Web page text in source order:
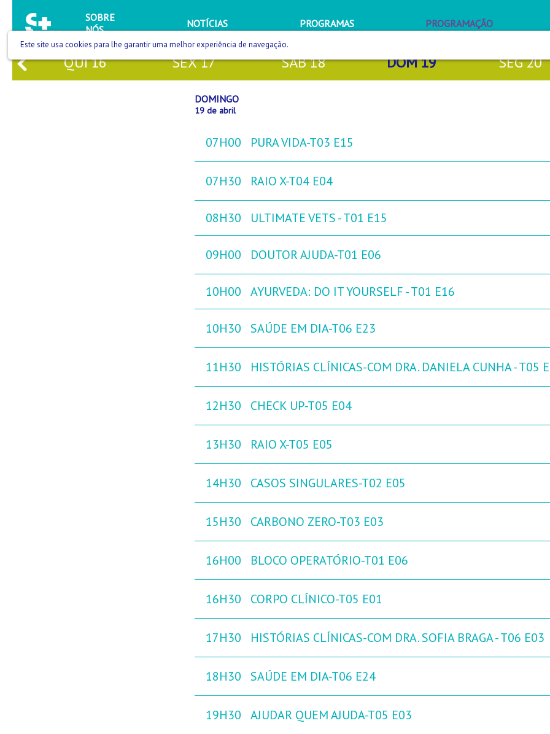
SOBRE
NÓS
NOTÍCIAS PROGRAMAS PROGRAMAÇÃO
QUI16 SEX17 SÁB18 DOM19 SEG20
DOMINGO
19 de abril
07H00 PURA VIDA-T03 E15
07H30 RAIO X-T04 E04
08H30 ULTIMATE VETS - T01 E15
09H00 DOUTOR AJUDA-T01 E06
10H00 AYURVEDA: DO IT YOURSELF - T01 E16
10H30 SAÚDE EM DIA-T06 E23
11H30 HISTÓRIAS CLÍNICAS-COM DRA. DANIELA CUNHA - T05
12H30 CHECK UP-T05 E04
13H30 RAIO X-T05 E05
14H30 CASOS SINGULARES-T02 E05
15H30 CARBONO ZERO-T03 E03
16H00 BLOCO OPERATÓRIO-T01 E06
16H30 CORPO CLÍNICO-T05 E01
17H30 HISTÓRIAS CLÍNICAS-COM DRA. SOFIA BRAGA - T06 E03
18H30 SAÚDE EM DIA-T06 E24
19H30 AJUDAR QUEM AJUDA-T05 E03
Este site usa cookies para lhe garantir uma melhor experiência de navegação.